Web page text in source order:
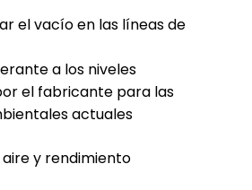
el vacío en las líneas de
a los niveles
el fabricante para las
actuales
y rendimiento